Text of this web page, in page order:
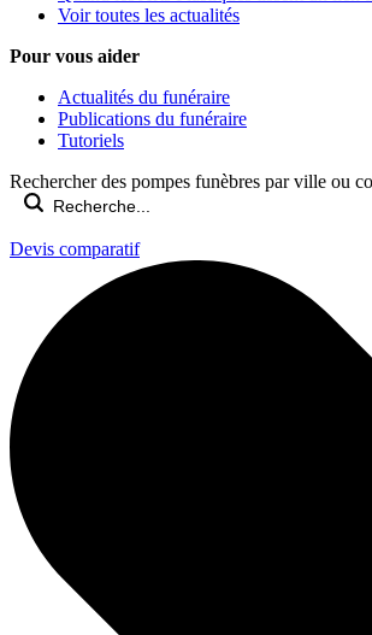
Voir toutes les actualités
Pour vous aider
Actualités du funéraire
Publications du funéraire
Tutoriels
Rechercher des pompes funèbres par ville ou
Devis comparatif